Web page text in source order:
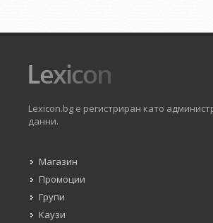
Lexicon.bg е регистриран като
данни.
Магазин
Промоции
Групи
Каузи